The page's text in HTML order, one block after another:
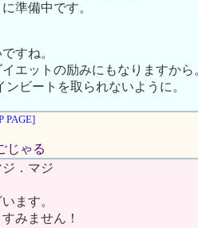
準備中です。
すね。
エットの励みにもなりますから
ンビートを取られないように。
PAGE]
じゃる
．マジ
ます。
みません！